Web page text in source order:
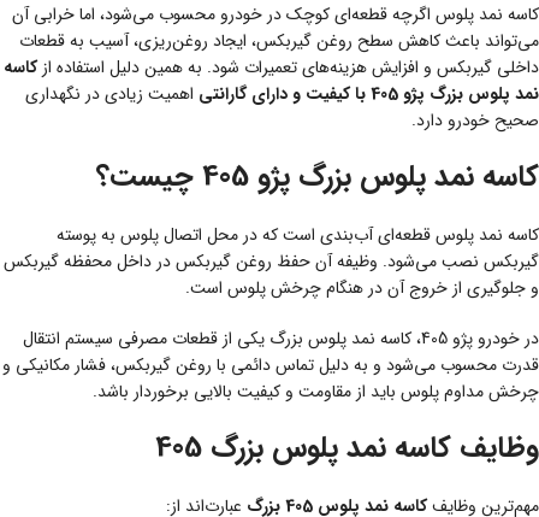
کاسه نمد پلوس اگرچه قطعه‌ای کوچک در خودرو محسوب می‌شود، اما خرابی آن
می‌تواند باعث کاهش سطح روغن گیربکس، ایجاد روغن‌ریزی، آسیب به قطعات
داخلی گیربکس و افزایش هزینه‌های تعمیرات شود. به همین دلیل استفاده ازکاسه
نمد پلوس بزرگ پژو 405 با کیفیت و دارای گارانتی
اهمیت زیادی در نگهداری
صحیح خودرو دارد.
کاسه نمد پلوس بزرگ پژو 405 چیست؟
کاسه نمد پلوس قطعه‌ای آب‌بندی است که در محل اتصال پلوس به پوسته
گیربکس نصب می‌شود. وظیفه آن حفظ روغن گیربکس در داخل محفظه گیربکس
و جلوگیری از خروج آن در هنگام چرخش پلوس است.
در خودرو پژو 405، کاسه نمد پلوس بزرگ یکی از قطعات مصرفی سیستم انتقال
قدرت محسوب می‌شود و به دلیل تماس دائمی با روغن گیربکس، فشار مکانیکی و
چرخش مداوم پلوس باید از مقاومت و کیفیت بالایی برخوردار باشد.
وظایف کاسه نمد پلوس بزرگ 405
مهم‌ترین وظایفکاسه نمد پلوس 405 بزرگ
عبارت‌اند از: